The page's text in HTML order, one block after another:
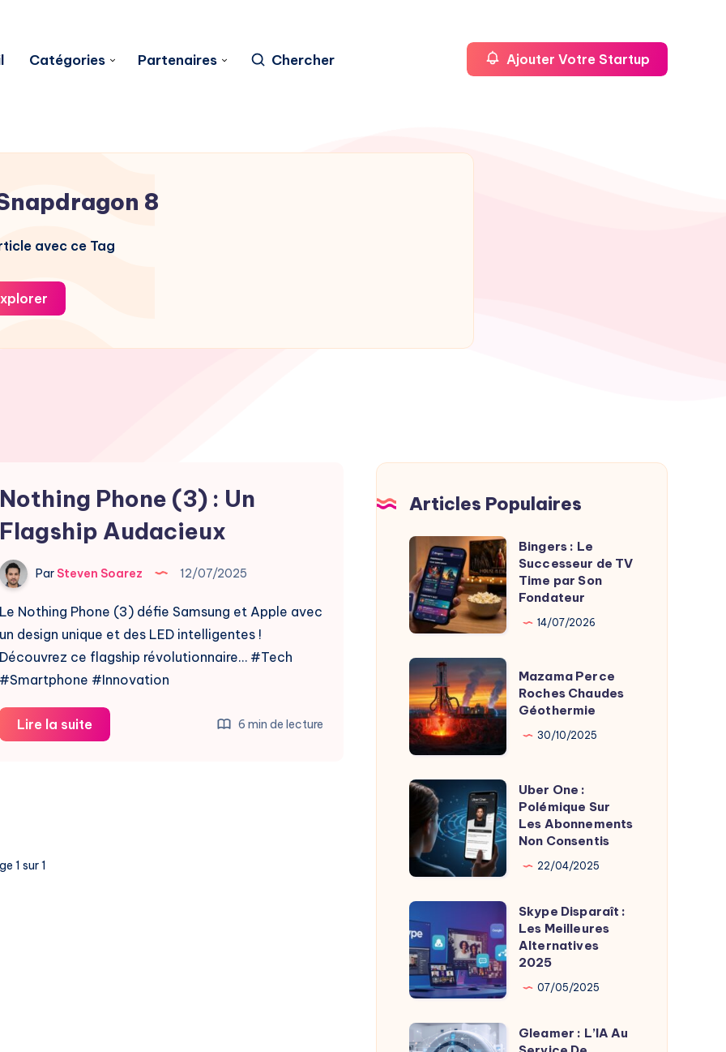
Catégories Partenaires Chercher Ajouter Votre Startup
8
avec ce Tag
Nothing Phone (3) : Un
Flagship Audacieux
Par Steven Soarez 12/07/2025
Le Nothing Phone (3) défie Samsung et Apple avec
un design unique et des LED intelligentes !
Découvrez ce flagship révolutionnaire… #Tech
#Smartphone #Innovation
Lire la suiteNothing
Phone
6 min de lecture
1 sur 1
Articles Populaires
Bingers
Le
Successeur
de
TV
Time
par
Son
Fondateur
Bingers : Le
Successeur de TV
Time par Son
Fondateur
14/07/2026
Mazama
Perce
Roches
Chaudes
Géothermie
Mazama Perce
Roches Chaudes
Géothermie
30/10/2025
Uber
One
Polémique
Sur
Les
Abonnements
Non
Consentis
Uber One :
Polémique Sur
Les Abonnements
Non Consentis
22/04/2025
Skype
Disparaît
:
Les
Meilleures
Alternatives
2025
Skype Disparaît :
Les Meilleures
Alternatives
2025
07/05/2025
Gleamer
Gleamer : L’IA Au